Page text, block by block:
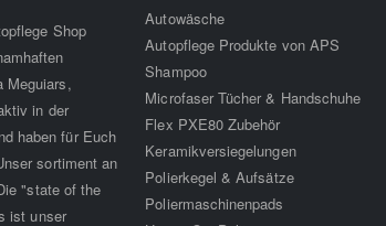
Shop
Meguiars,
in der
haben für Euch
sortiment an
"state of the
ist unser
Autowäsche
Autopflege Produkte von APS
Shampoo
Microfaser Tücher & Handschuhe
Flex PXE80 Zubehör
Keramikversiegelungen
Polierkegel & Aufsätze
Poliermaschinenpads